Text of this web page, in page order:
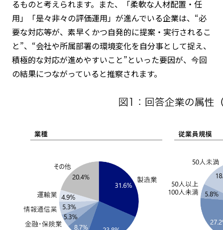
るものと考えられます。また、「柔軟な人材配置・任
用」「是々非々の評価運用」が進んでいる企業は、“必
要な対応等が、素早くかつ自発的に提案・実行されるこ
と”、“会社や所属部署の環境変化を自分事として捉え、
積極的な対応が進めやすいこと”といった要因が、今回
の結果につながっていると推察されます。